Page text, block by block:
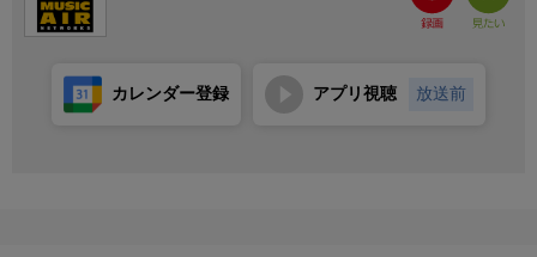
カレンダー登録 アプリ視聴 放送前